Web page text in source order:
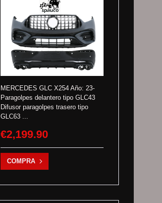
MERCEDES GLC X254 Año: 23-
Paragolpes delantero tipo GLC43
Difusor paragolpes trasero tipo
GLC63 ...
€2,199.90
COMPRA